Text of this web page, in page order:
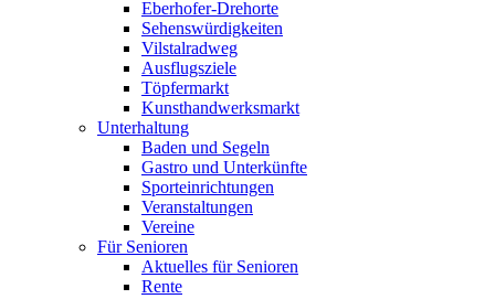
Eberhofer-Drehorte
Sehenswürdigkeiten
Vilstalradweg
Ausflugsziele
Töpfermarkt
Kunsthandwerksmarkt
Unterhaltung
Baden und Segeln
Gastro und Unterkünfte
Sporteinrichtungen
Veranstaltungen
Vereine
Für Senioren
Aktuelles für Senioren
Rente